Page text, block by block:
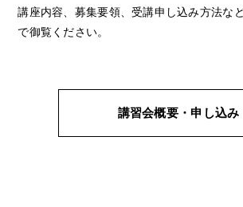
講座内容、募集要領、受講申し込み方法な
で御覧ください。
講習会概要・申し込み